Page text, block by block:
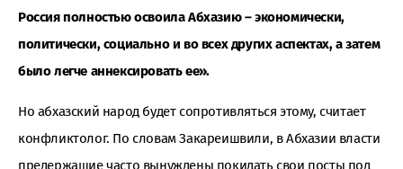
Россия полностью освоила Абхазию – экономически,
политически, социально и во всех других аспектах, а затем
было легче аннексировать ее».
Но абхазский народ будет сопротивляться этому, считает
конфликтолог. По словам Закареишвили, в Абхазии власти
предержащие часто вынуждены покидать свои посты под